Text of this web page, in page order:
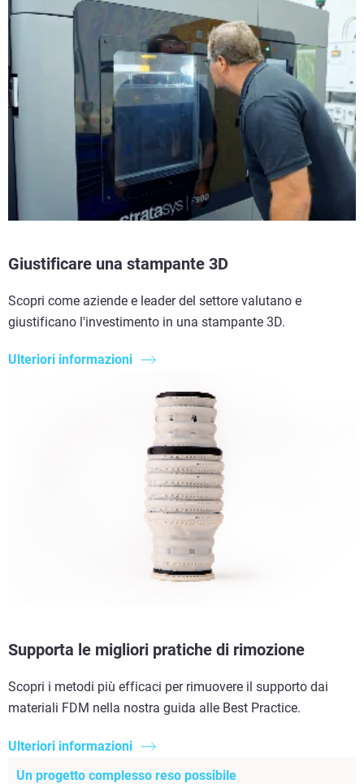
Giustificare una stampante 3D
Scopri come aziende e leader del settore valutano e
giustificano l'investimento in una stampante 3D.
Ulteriori informazioni
Supporta le migliori pratiche di rimozione
Scopri i metodi più efficaci per rimuovere il supporto dai
materiali FDM nella nostra guida alle Best Practice.
Ulteriori informazioni
Un progetto complesso reso possibile